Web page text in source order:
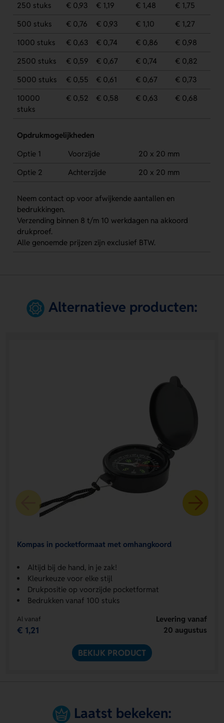
250 stuks € 0,93 € 1,19 € 1,48
€ 1,75
500 stuks
€ 0,76 € 0,93 € 1,10
€ 1,27
1000 stuks
€ 0,63 € 0,74 € 0,86
€ 0,98
2500 stuks
€ 0,59 € 0,67 € 0,74
€ 0,82
5000 stuks
€ 0,55 € 0,61 € 0,67
€ 0,73
10000
stuks
€ 0,52 € 0,58 € 0,63 € 0,68
Opdrukmogelijkheden
Optie 1
Voorzijde
20 x 20 mm
Optie 2
Achterzijde 20 x 20 mm
Neem contact op voor afwijkende aantallen en
bedrukkingen.
Verzending binnen 8 t/m 10 werkdagen na akkoord
drukproef.
Alle genoemde prijzen zijn exclusief BTW.
Alternatieve producten:
Kompas in pocketformaat met omhangkoord
Altijd bij de hand, in je zak!
Kleurkeuze voor elke stijl
Drukpositie op voorzijde pocketformat
Bedrukken vanaf 100 stuks
Al vanaf
€ 1,21
Levering vanaf
20 augustus
BEKIJK PRODUCT
Laatst bekeken: